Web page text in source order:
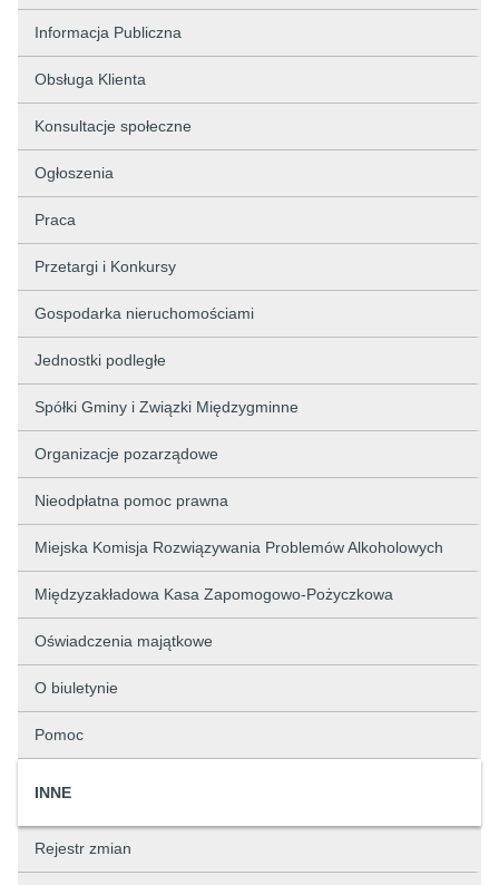
Informacja Publiczna
Obsługa Klienta
Konsultacje społeczne
Ogłoszenia
Praca
Przetargi i Konkursy
Gospodarka nieruchomościami
Jednostki podległe
Spółki Gminy i Związki Międzygminne
Organizacje pozarządowe
Nieodpłatna pomoc prawna
Miejska Komisja Rozwiązywania Problemów Alkoholowych
Międzyzakładowa Kasa Zapomogowo-Pożyczkowa
Oświadczenia majątkowe
O biuletynie
Pomoc
INNE
Rejestr zmian